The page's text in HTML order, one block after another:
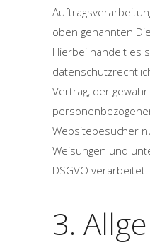
oben genannten
Hierbei handelt es
Vertrag, der
Websitebesucher
Weisungen und
DSGVO verarbeitet.
3.